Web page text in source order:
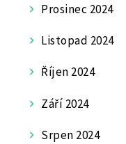
Prosinec 2024
Listopad 2024
Říjen 2024
Září 2024
Srpen 2024